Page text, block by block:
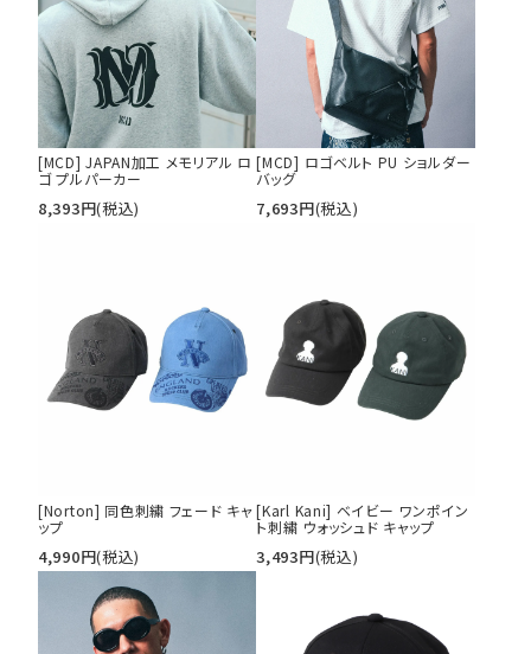
キーワードから探す
並び順
カテゴリ
サイズ
S
XL
XXL
XXXL
29inc
34inc
38inc
[MCD] JAPAN加工 メモリアル ロ
ゴ プルパーカー
8,393円(税込)
[MCD] ロゴベルト PU ショルダー
バッグ
7,693円(税込)
[Norton] 同色刺繍 フェード キャ
ップ
4,990円(税込)
[Karl Kani] ベイビー ワンポイン
ト刺繍 ウォッシュド キャップ
3,493円(税込)